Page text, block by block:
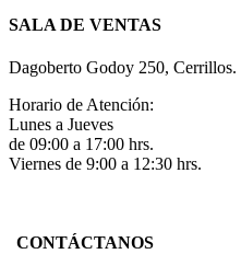
SALA DE VENTAS
Dagoberto Godoy 250, Cerrillos.
Horario de Atención:
Lunes a Jueves
de 09:00 a 17:00 hrs.
Viernes de 9:00 a 12:30 hrs.
CONTÁCTANOS